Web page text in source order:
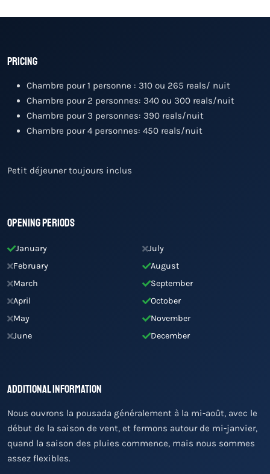
Pricing
Chambre pour 1 personne : 310 ou 265 reals/ nuit
Chambre pour 2 personnes: 340 ou 300 reals/nuit
Chambre pour 3 personnes: 390 reals/nuit
Chambre pour 4 personnes: 450 reals/nuit
Petit déjeuner toujours inclus
Opening Periods
January
February
March
April
May
June
July
August
September
October
November
December
Additional Information
Nous ouvrons la pousada généralement à la mi-août, avec le
début de la saison de vent, et fermons autour de mi-janvier,
quand la saison des pluies commence, mais nous sommes
assez flexibles.